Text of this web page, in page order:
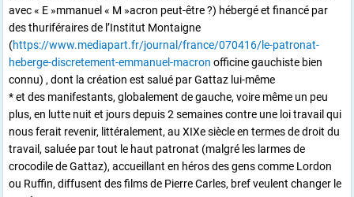
avec « E »mmanuel « M »acron peut-être ?) hébergé et financé par
des thuriféraires de l’Institut Montaigne
(https://www.mediapart.fr/journal/france/070416/le-patronat-
heberge-discretement-emmanuel-macron officine gauchiste bien
connu) , dont la création est salué par Gattaz lui-même
* et des manifestants, globalement de gauche, voire même un peu
plus, en lutte nuit et jours depuis 2 semaines contre une loi travail qui
nous ferait revenir, littéralement, au XIXe siècle en termes de droit du
travail, saluée par tout le haut patronat (malgré les larmes de
crocodile de Gattaz), accueillant en héros des gens comme Lordon
ou Ruffin, diffusent des films de Pierre Carles, bref veulent changer le